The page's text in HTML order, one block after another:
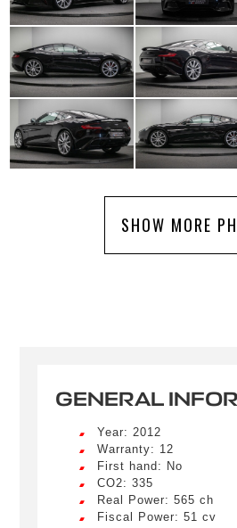
SHOW MORE
GENERAL
Year: 2012
Warranty: 12
First hand: No
CO2: 335
Real Power: 565 ch
Fiscal Power: 51 cv